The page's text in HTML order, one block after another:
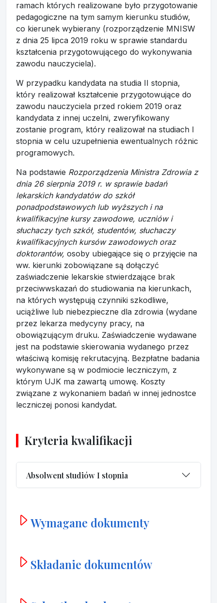
ramach których realizowane było przygotowanie
pedagogiczne na tym samym kierunku studiów,
co kierunek wybierany (rozporządzenie MNISW
z dnia 25 lipca 2019 roku w sprawie standardu
kształcenia przygotowującego do wykonywania
zawodu nauczyciela).
W przypadku kandydata na studia II stopnia,
który realizował kształcenie przygotowujące do
zawodu nauczyciela przed rokiem 2019 oraz
kandydata z innej uczelni, zweryfikowany
zostanie program, który realizował na studiach I
stopnia w celu uzupełnienia ewentualnych różnic
programowych.
Na podstawie Rozporządzenia Ministra Zdrowia z
dnia 26 sierpnia 2019 r. w sprawie badań
lekarskich kandydatów do szkół
ponadpodstawowych lub wyższych i na
kwalifikacyjne kursy zawodowe, uczniów i
słuchaczy tych szkół, studentów, słuchaczy
kwalifikacyjnych kursów zawodowych oraz
doktorantów, osoby ubiegające się o przyjęcie na
ww. kierunki zobowiązane są dołączyć
zaświadczenie lekarskie stwierdzające brak
przeciwwskazań do studiowania na kierunkach,
na których występują czynniki szkodliwe,
uciążliwe lub niebezpieczne dla zdrowia (wydane
przez lekarza medycyny pracy, na
obowiązującym druku. Zaświadczenie wydawane
jest na podstawie skierowania wydanego przez
właściwą komisję rekrutacyjną. Bezpłatne badania
wykonywane są w podmiocie leczniczym, z
którym UJK ma zawartą umowę. Koszty
związane z wykonaniem badań w innej jednostce
leczniczej ponosi kandydat.
Kryteria kwalifikacji
Absolwent studiów I stopnia
Wymagane dokumenty
Składanie dokumentów